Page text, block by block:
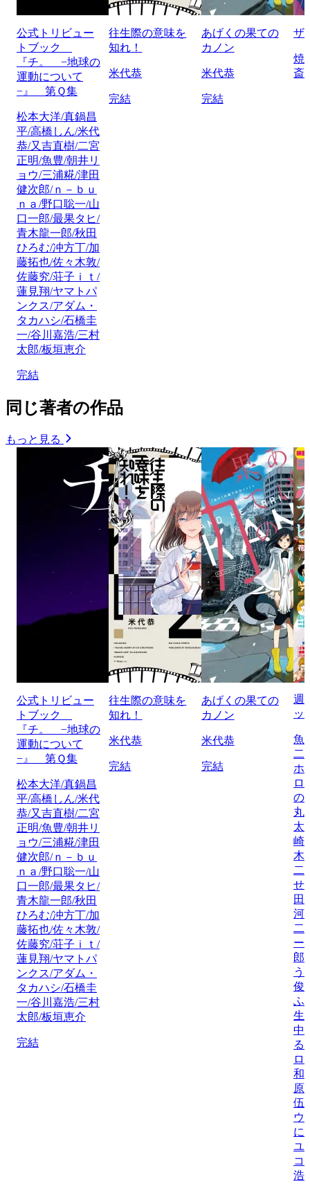
公式トリビュー
トブック
『チ。 −地球の
運動について
−』 第Ｑ集
松本大洋/真鍋昌
平/高橋しん/米代
恭/又吉直樹/二宮
正明/魚豊/朝井リ
ョウ/三浦糀/津田
健次郎/ｎ－ｂｕ
ｎａ/野口聡一/山
口一郎/最果タヒ/
青木龍一郎/秋田
ひろむ/冲方丁/加
藤拓也/佐々木敦/
佐藤究/荘子ｉｔ/
蓮見翔/ヤマトパ
ンクス/アダム・
タカハシ/石橋圭
一/谷川嘉浩/三村
太郎/板垣恵介
完結
往生際の意味を
知れ！
米代恭
完結
あげくの果ての
カノン
米代恭
完結
ザ
焼
斎
同じ著者の作品
もっと見る
公式トリビュー
トブック
『チ。 −地球の
運動について
−』 第Ｑ集
松本大洋/真鍋昌
平/高橋しん/米代
恭/又吉直樹/二宮
正明/魚豊/朝井リ
ョウ/三浦糀/津田
健次郎/ｎ－ｂｕ
ｎａ/野口聡一/山
口一郎/最果タヒ/
青木龍一郎/秋田
ひろむ/冲方丁/加
藤拓也/佐々木敦/
佐藤究/荘子ｉｔ/
蓮見翔/ヤマトパ
ンクス/アダム・
タカハシ/石橋圭
一/谷川嘉浩/三村
太郎/板垣恵介
完結
往生際の意味を
知れ！
米代恭
完結
あげくの果ての
カノン
米代恭
完結
週
ッ
魚
二
ホ
ロ
の
丸
太
崎
木
二
せ
田
河
二
ー
郎
う
俊/
ふ
生
中
る
ロ
和
原
伍/
ウ
に
ユ
コ
浩